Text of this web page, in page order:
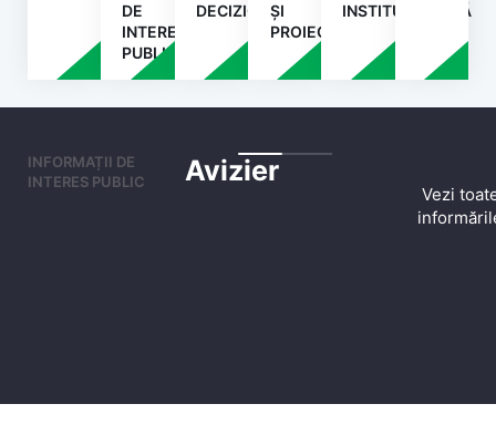
DE
INTERES
PUBLIC
DECIZIONALĂ
ȘI
PROIECTE
INSTITUȚIONALĂ
INFORMAȚII DE
INTERES PUBLIC
Avizier
Vezi